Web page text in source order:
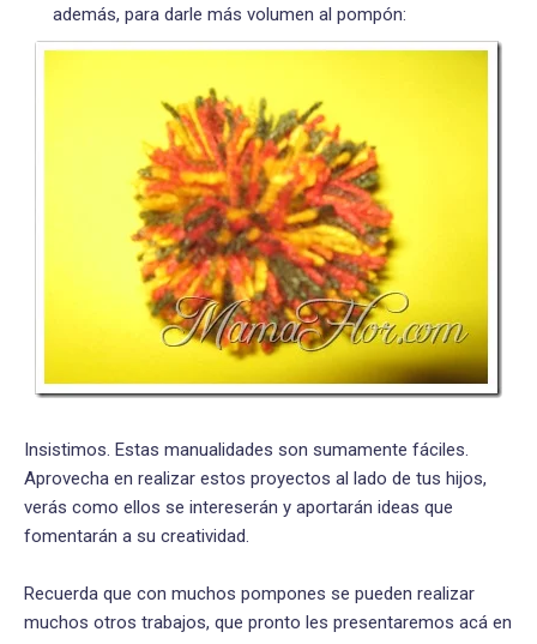
además, para darle más volumen al pompón:
Insistimos. Estas manualidades son sumamente fáciles.
Aprovecha en realizar estos proyectos al lado de tus hijos,
verás como ellos se intereserán y aportarán ideas que
fomentarán a su creatividad.
Recuerda que con muchos pompones se pueden realizar
muchos otros trabajos, que pronto les presentaremos acá en